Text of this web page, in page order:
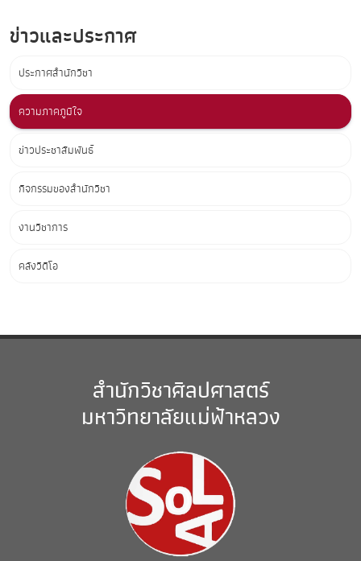
ข่าวและประกาศ
ประกาศสำนักวิชา
ความภาคภูมิใจ
ข่าวประชาสัมพันธ์
กิจกรรมของสำนักวิชา
งานวิชาการ
คลังวิดีโอ
สำนักวิชาศิลปศาสตร์
มหาวิทยาลัยแม่ฟ้าหลวง